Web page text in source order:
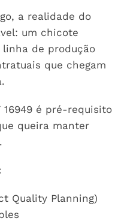
a realidade do
um chicote
de produção
que chegam
16949 é pré-requisito
queira manter
Quality Planning)